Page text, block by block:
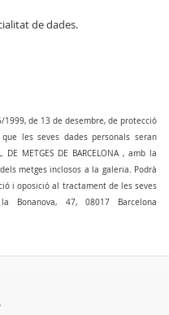
de dades.
de 13 de desembre, de protecció
les seves dades personals seran
METGES DE BARCELONA , amb la
metges inclosos a la galeria. Podrà
i oposició al tractament de les seves
47, 08017 Barcelona